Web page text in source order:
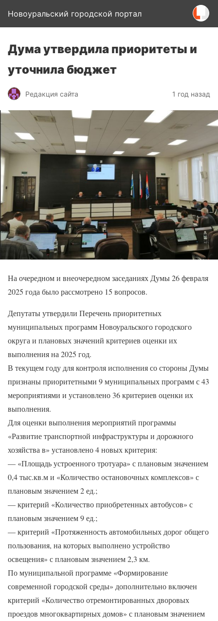
Новоуральский городской портал
Дума утвердила приоритеты и
уточнила бюджет
Редакция сайта 1 год назад
На очередном и внеочередном заседаниях Думы 26 февраля
2025 года было рассмотрено 15 вопросов.
Депутаты утвердили Перечень приоритетных
муниципальных программ Новоуральского городского
округа и плановых значений критериев оценки их
выполнения на 2025 год.
В текущем году для контроля исполнения со стороны Думы
признаны приоритетными 9 муниципальных программ с 43
мероприятиями и установлено 36 критериев оценки их
выполнения.
Для оценки выполнения мероприятий программы
«Развитие транспортной инфраструктуры и дорожного
хозяйства в» установлено 4 новых критерия:
— «Площадь устроенного тротуара» с плановым значением
0,4 тыс.кв.м и «Количество остановочных комплексов» с
плановым значением 2 ед.;
— критерий «Количество приобретенных автобусов» с
плановым значением 9 ед.;
— критерий «Протяженность автомобильных дорог общего
пользования, на которых выполнено устройство
освещения» с плановым значением 2,3 км.
По муниципальной программе «Формирование
современной городской среды» дополнительно включен
критерий «Количество отремонтированных дворовых
проездов многоквартирных домов» с плановым значением